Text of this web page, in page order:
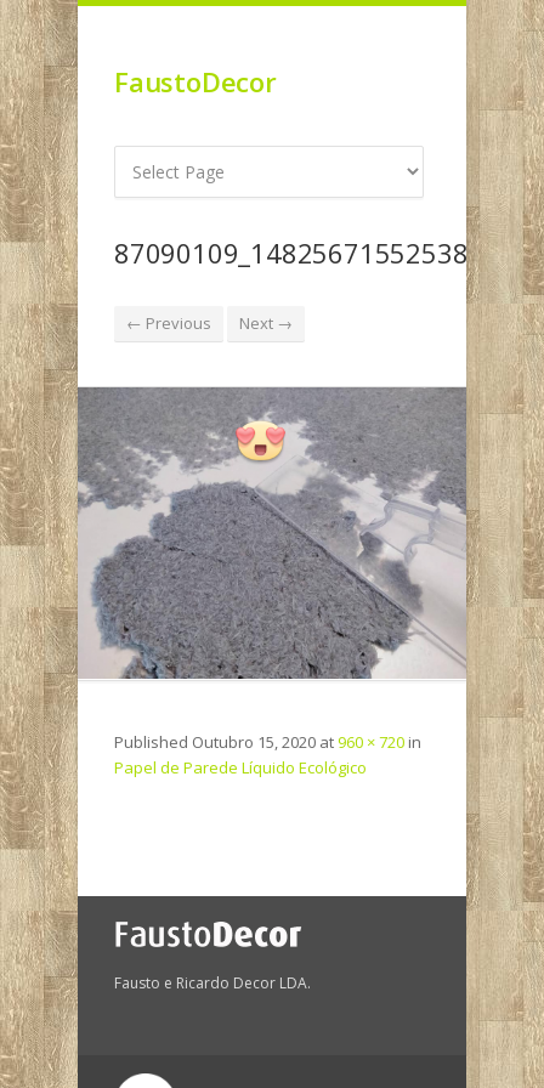
FaustoDecor
← Previous Next →
Published Outubro 15, 2020 at960 × 720 in
Papel de Parede Líquido Ecológico
Fausto e Ricardo Decor LDA.